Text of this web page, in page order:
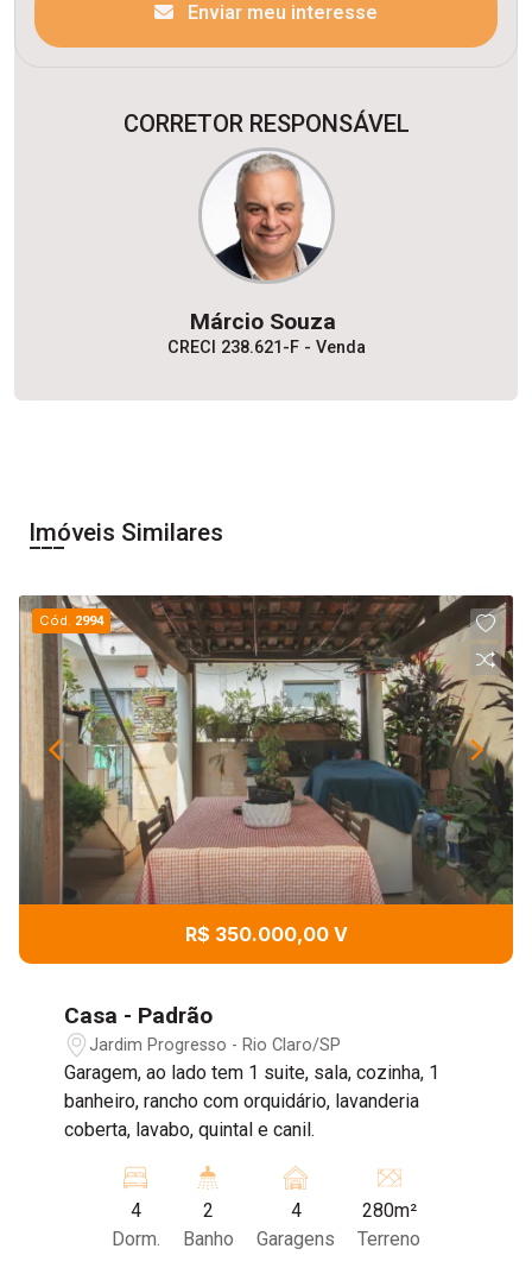
Enviar meu interesse
CORRETOR RESPONSÁVEL
Márcio Souza
CRECI 238.621-F - Venda
Imóveis Similares
Cód. 2994
R$ 350.000,00 V
Casa - Padrão
Jardim Progresso - Rio Claro/SP
Garagem, ao lado tem 1 suite, sala, cozinha, 1
banheiro, rancho com orquidário, lavanderia
coberta, lavabo, quintal e canil.
4
Dorm.
2
Banho
4
Garagens
280m²
Terreno